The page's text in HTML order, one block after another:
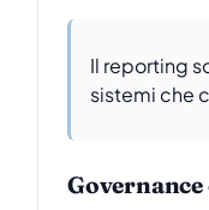
Il reporting
sistemi che